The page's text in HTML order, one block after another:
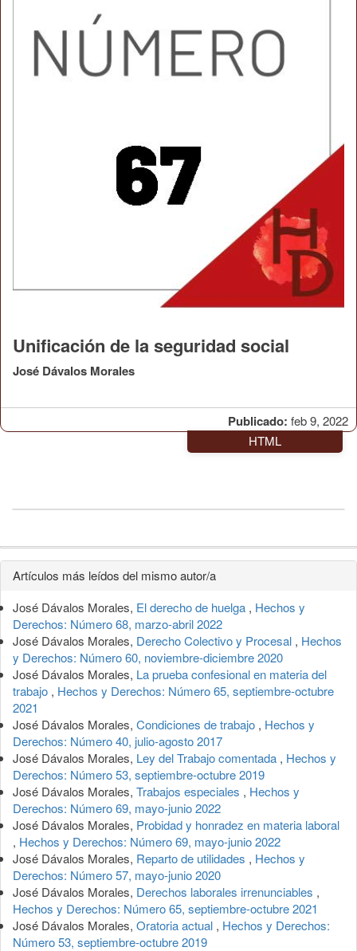
Publicado: feb 9, 2022
Unificación de la seguridad social
José Dávalos Morales
HTML
Detalles
del
artículo
Artículos más leídos del mismo autor/a
José Dávalos Morales, El derecho de huelga , Hechos y
Derechos: Número 68, marzo-abril 2022
José Dávalos Morales, Derecho Colectivo y Procesal , Hechos
y Derechos: Número 60, noviembre-diciembre 2020
José Dávalos Morales, La prueba confesional en materia del
trabajo , Hechos y Derechos: Número 65, septiembre-octubre
2021
José Dávalos Morales, Condiciones de trabajo , Hechos y
Derechos: Número 40, julio-agosto 2017
José Dávalos Morales, Ley del Trabajo comentada , Hechos y
Derechos: Número 53, septiembre-octubre 2019
José Dávalos Morales, Trabajos especiales , Hechos y
Derechos: Número 69, mayo-junio 2022
José Dávalos Morales, Probidad y honradez en materia laboral
, Hechos y Derechos: Número 69, mayo-junio 2022
José Dávalos Morales, Reparto de utilidades , Hechos y
Derechos: Número 57, mayo-junio 2020
José Dávalos Morales, Derechos laborales irrenunciables ,
Hechos y Derechos: Número 65, septiembre-octubre 2021
José Dávalos Morales, Oratoria actual , Hechos y Derechos:
Número 53, septiembre-octubre 2019